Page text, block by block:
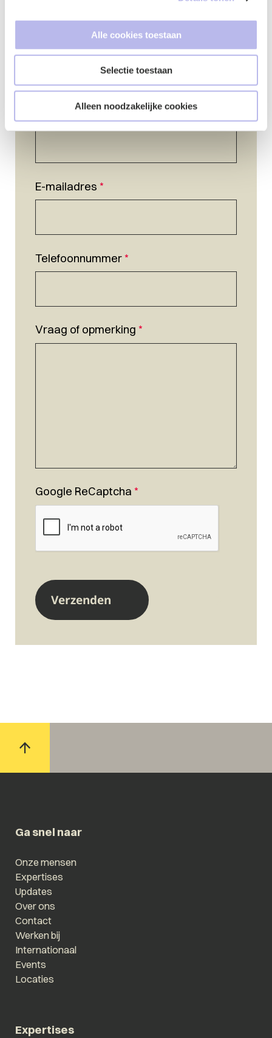
Alle cookies toestaan
Selectie toestaan
Alleen noodzakelijke cookies
E-mailadres *
Telefoonnummer*
Vraag of opmerking *
Google ReCaptcha *
Ga snel naar
Onze mensen
Expertises
Updates
Over ons
Contact
Werken bij
Internationaal
Events
Locaties
Expertises